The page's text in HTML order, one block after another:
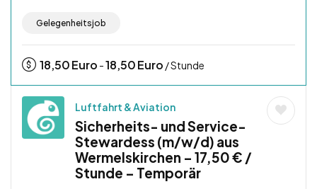
Gelegenheitsjob
18,50Euro -18,50Euro / Stunde
Luftfahrt & Aviation
Sicherheits- und Service-
Stewardess (m/w/d) aus
Wermelskirchen – 17,50 € /
Stunde – Temporär